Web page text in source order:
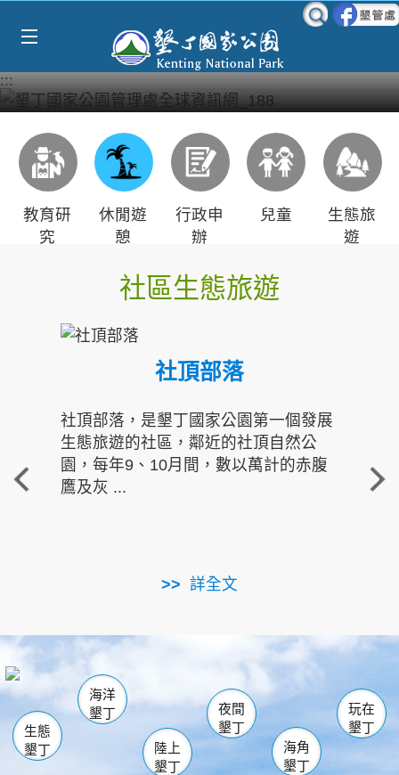
:::
教育研
究
休閒遊
憩
行政申
辦
兒童
生態旅
遊
社區生態旅遊
社頂部落
社頂部落，是墾丁國家公園第一個發展
生態旅遊的社區，鄰近的社頂自然公
園，每年9、10月間，數以萬計的赤腹
鷹及灰 ...
詳全文
重
走進
南仁湖
海生館
恆春 佳樂水
龍鑾潭自然中心 森林遊樂區
瓊麻館
關山 墾管處遊客中心
社頂公園 風吹沙
船帆石
白砂 龍磐公園
香蕉灣
砂島
鵝鑾鼻
生態
墾丁
海洋
墾丁
陸上
墾丁
夜間
墾丁
海角
墾丁
玩在
墾丁